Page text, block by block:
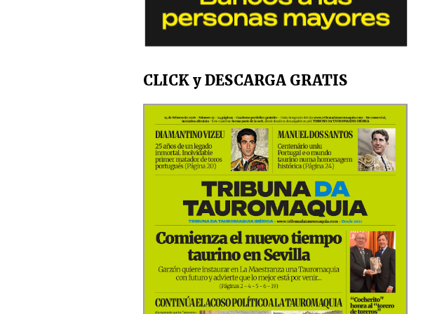
CLICK y DESCARGA GRATIS